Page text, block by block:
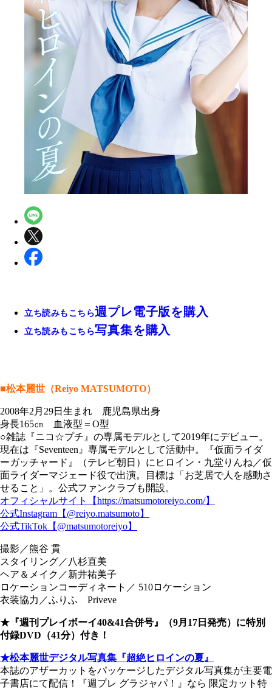
立ち読みもこちら週プレ電子版を購入
立ち読みもこちら写真集を購入
■松本麗世（Reiyo MATSUMOTO）
2008年2月29日生まれ 鹿児島県出身
身長165㎝ 血液型＝O型
○雑誌『ニコ☆プチ』の専属モデルとして2019年にデビュー。
現在は『Seventeen』専属モデルとして活動中。『仮面ライダ
ーガッチャード』（テレビ朝日）にヒロイン・九堂りんね／仮
面ライダーマジェード役で出演。目標は「お芝居で人を感動さ
せること」。公式ファンクラブも開設。
オフィシャルサイト【https://matsumotoreiyo.com/】
公式Instagram【@reiyo.matsumoto】
公式TikTok【@matsumotoreiyo】
撮影／熊谷 貫
スタイリング／八杉直美
ヘア＆メイク／新井祐美子
ロケーションコーディネート／ 510ロケーション
衣装協力／ふりふ Priveve
★『週刊プレイボーイ40&41合併号』（9月17日発売）に特別
付録DVD（41分）付き！
★松本麗世デジタル写真集『超絶ヒロインの夏』
本誌のアザーカットをパッケージしたデジタル写真集が主要電
子書店にて配信！『週プレ グラジャパ！』なら 限定カット特